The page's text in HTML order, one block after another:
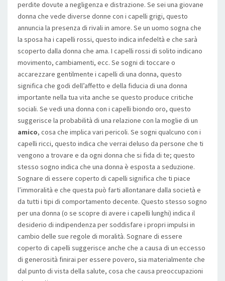
perdite dovute a negligenza e distrazione. Se sei una giovane
donna che vede diverse donne con i capelli grigi, questo
annuncia la presenza di rivali in amore. Se un uomo sogna che
la sposa ha i capelli rossi, questo indica infedeltà e che sarà
scoperto dalla donna che ama. I capelli rossi di solito indicano
movimento, cambiamenti, ecc. Se sogni di toccare o
accarezzare gentilmente i capelli di una donna, questo
significa che godi dell’affetto e della fiducia di una donna
importante nella tua vita anche se questo produce critiche
sociali. Se vedi una donna con i capelli biondo oro, questo
suggerisce la probabilità di una relazione con la moglie di un
amico, cosa che implica vari pericoli. Se sogni qualcuno con i
capelli ricci, questo indica che verrai deluso da persone che ti
vengono a trovare e da ogni donna che si fida di te; questo
stesso sogno indica che una donna è esposta a seduzione.
Sognare di essere coperto di capelli significa che ti piace
l’immoralità e che questa può farti allontanare dalla società e
da tutti i tipi di comportamento decente. Questo stesso sogno
per una donna (o se scopre di avere i capelli lunghi) indica il
desiderio di indipendenza per soddisfare i propri impulsi in
cambio delle sue regole di moralità. Sognare di essere
coperto di capelli suggerisce anche che a causa di un eccesso
di generosità finirai per essere povero, sia materialmente che
dal punto di vista della salute, cosa che causa preoccupazioni